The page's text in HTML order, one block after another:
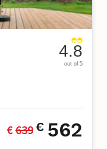
4.8
out of 5
€ 639€ 562